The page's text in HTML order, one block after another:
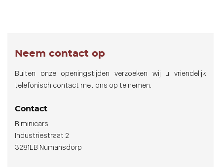
Neem contact op
Buiten onze openingstijden verzoeken wij u vriendelijk
telefonisch contact met ons op te nemen.
Contact
Riminicars
Industriestraat 2
3281LB Numansdorp